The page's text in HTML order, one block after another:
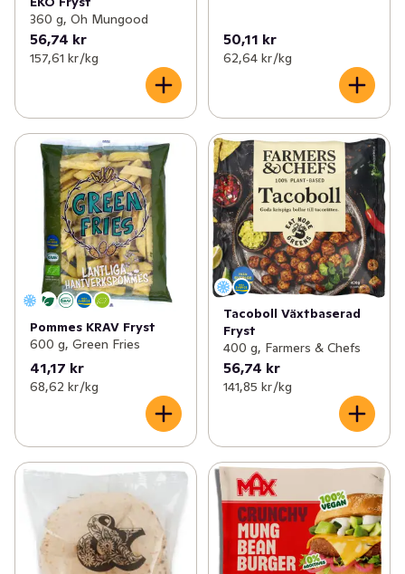
360 g, Oh Mungood
56,74 kr
157,61 kr /kg
50,11 kr
62,64 kr /kg
Pommes KRAV Fryst
600 g, Green Fries
41,17 kr
68,62 kr /kg
Tacoboll Växtbaserad
Fryst
400 g, Farmers & Chefs
56,74 kr
141,85 kr /kg